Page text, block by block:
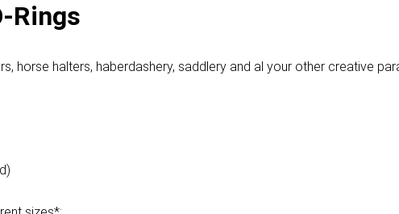
Rings
horse halters, haberdashery, saddlery and al your other creative